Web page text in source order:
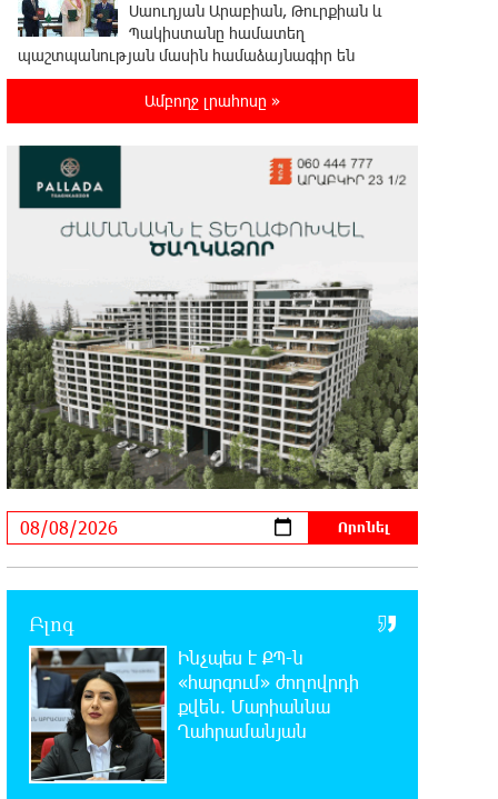
Սաուդյան Արաբիան, Թուրքիան և
Պակիստանը համատեղ
պաշտպանության մասին համաձայնագիր են
կնքել. Արտակ Զաքարյան
Սլովակիայի նախկին
ղեկավարները պահանջում են, որ
Նիկոլ Փաշինյանը դադարեցնի Հայ Առաքելական
Եկեղեցու նկատմամբ քաղաքական
հետապնդումները և ճնշումները
11:47:14 8-08-2026
Բանկային գաղտնիքի ապօրինի
արտահոսք, մերժված վարույթներ
և լռող բանկեր. ահազանգում է գործարարը
11:26:57 8-08-2026
Ավետիք Չալաբյանն օրինակելի
հայ է և չի վախենում
իշխանությունների ապօրինություններից.
Լարիսա Ալավերդյան
10:11:47 8-08-2026
Մեր ուժը մեր աշխատակիցներն են.
ԶՊՄԿ
10:02:07 8-08-2026
«Պատմական հիշողությունը չի
կարելի քաղաքականություն
դարձնել». Կարպիս Փաշոյան
Ամբողջ լրահոսը »
Բլոգ
Ինչպես է ՔՊ-ն
«հարգում» ժողովրդի
քվեն. Մարիաննա
Ղահրամանյան